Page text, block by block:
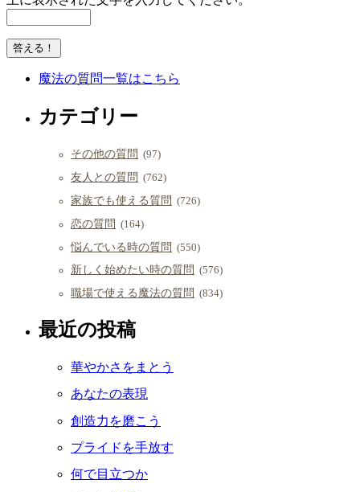
魔法の質問一覧はこちら
カテゴリー
その他の質問 (97)
友人との質問 (762)
家族でも使える質問 (726)
恋の質問 (164)
悩んでいる時の質問 (550)
新しく始めたい時の質問 (576)
職場で使える魔法の質問 (834)
最近の投稿
華やかさをまとう
あなたの表現
創造力を磨こう
プライドを手放す
何で目立つか